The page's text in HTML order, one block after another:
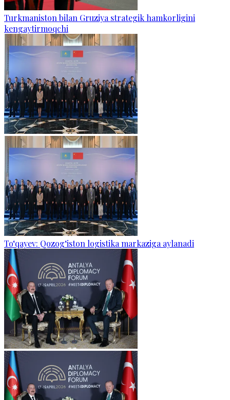
Turkmaniston bilan Gruziya strategik hamkorligini
kengaytirmoqchi
To‘qayev: Qozog‘iston logistika markaziga aylanadi